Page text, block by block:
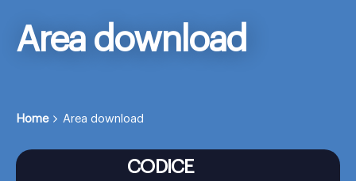
Area download
Home Area download
CODICE